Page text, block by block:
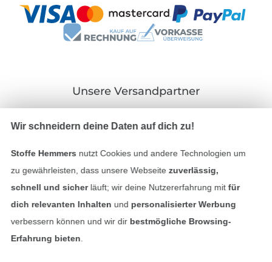
Unsere Versandpartner
Impressum
In den deutschen Shop wechseln (aktuell
Wir schneidern deine Daten auf dich zu!
Stoffe Hemmers nutzt Cookies und andere Technologien um
zu gewährleisten, dass unsere Webseite zuverlässig,
schnell und sicherläuft; wir deine Nutzererfahrung mitfür
dich relevanten Inhalten und personalisierter Werbung
verbessern können und wir dir bestmögliche Browsing-
Erfahrung bieten